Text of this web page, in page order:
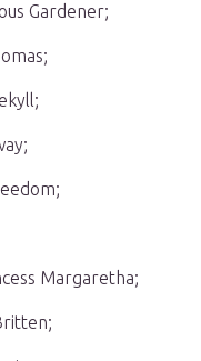
Gardener;
Margaretha;